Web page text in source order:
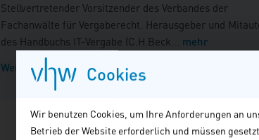
Cookies
Wir benutzen Cookies, um Ihre Anforderungen an
Betrieb der Website erforderlich und müssen
Stellvertretender Vorsitzender des Verbandes der
Fachanwälte für Vergaberecht. Herausgeber und
des Handbuchs IT-Vergabe (C.H.Beck... mehr
Weitere Veranstaltungen mit diesem Dozenten finden